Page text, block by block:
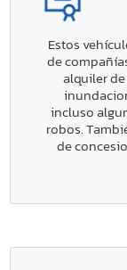
Estos
de
alquiler
incluso
robos.
de